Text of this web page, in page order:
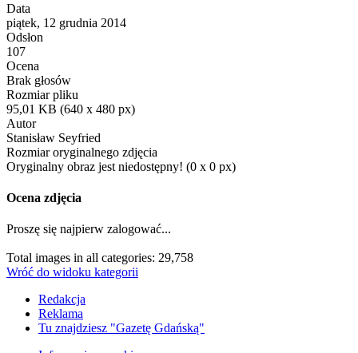
Data
piątek, 12 grudnia 2014
Odsłon
107
Ocena
Brak głosów
Rozmiar pliku
95,01 KB (640 x 480 px)
Autor
Stanisław Seyfried
Rozmiar oryginalnego zdjęcia
Oryginalny obraz jest niedostępny! (0 x 0 px)
Ocena zdjęcia
Proszę się najpierw zalogować...
Total images in all categories: 29,758
Wróć do widoku kategorii
Redakcja
Reklama
Tu znajdziesz "Gazetę Gdańską"